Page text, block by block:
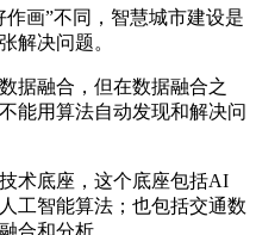
画”不同，智慧城市建设是
解决问题。
融合，但在数据融合之
能用算法自动发现和解决问
底座，这个底座包括AI
工智能算法；也包括交通数
合和分析。